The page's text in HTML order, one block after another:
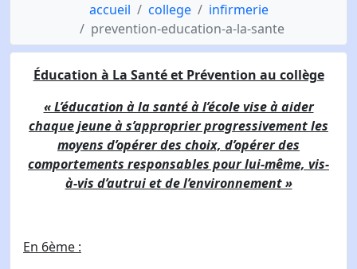
accueil college
infirmerie
prevention-education-a-la-sante
Éducation à La Santé et Prévention au collège
« L’éducation à la santé à l’école vise à aider
chaque jeune à s’approprier progressivement les
moyens d’opérer des choix, d’opérer des
comportements responsables pour lui-même, vis-
à-vis d’autrui et de l’environnement »
En 6ème :